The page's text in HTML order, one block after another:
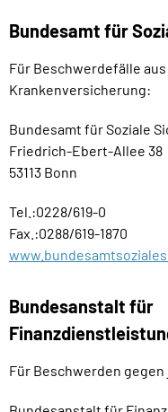
Bundesamt für
Für Beschwerdefälle
Krankenversicherung:
Bundesamt für Soziale
Friedrich-Ebert-Allee 38
53113 Bonn
Tel.:0228/619-0
Fax.:0288/619-1870
Bundesanstalt für
Für Beschwerden